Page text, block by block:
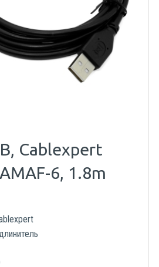
Cablexpert
6, 1.8m